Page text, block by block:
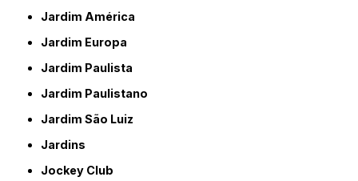
Jardim América
Jardim Europa
Jardim Paulista
Jardim Paulistano
Jardim São Luiz
Jardins
Jockey Club